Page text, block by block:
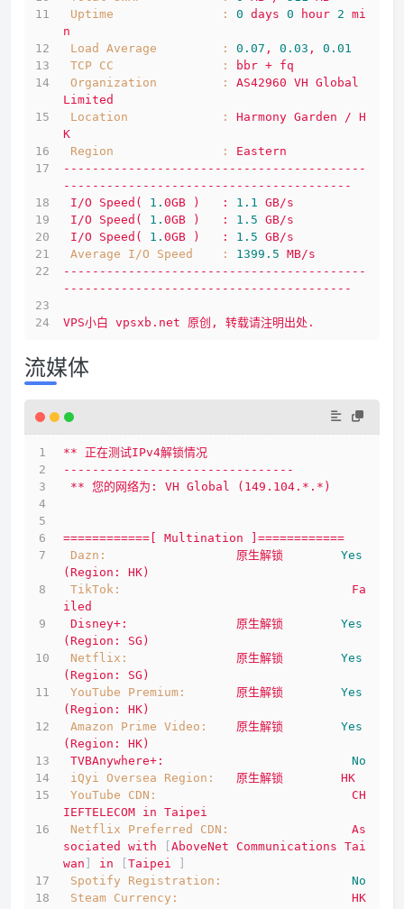
Uptime               :
0 days 0 hour 2 mi
n
Load Average         :
0.07 , 0.03 ,
0.01
TCP CC               :
bbr + fq
Organization         :
AS42960 VH Global
Limited
Location             :
Harmony Garden / H
K
Region               :
Eastern
------------------------------------------
----------------------------------------
I/O
Speed( 1. 0GB ) : 1.1
GB/s
I/O
Speed( 1. 0GB ) : 1.5 GB/s
I/O
Speed( 1. 0GB ) : 1.5 GB/s
Average I/O Speed    :
1399.5 MB/s
------------------------------------------
----------------------------------------
VPS小白 vpsxb.net 原创, 转载请注明出处.
流媒体
**
正在测试IPv4解锁情况
--------------------------------
** 您的网络为: VH Global (149.104.*.*)
============[ Multination
]============
Dazn:
原生解锁
Yes
(Region:
HK)
TikTok:
Fa
iled
Disney+:
原生解锁
Yes
(Region:
SG)
Netflix:
原生解锁
Yes
(Region:
SG)
YouTube Premium:
原生解锁
Yes
(Region:
HK)
Amazon Prime Video:
原生解锁
Yes
(Region:
HK)
TVBAnywhere+:
No
iQyi Oversea Region:
原生解锁
HK
YouTube CDN:
CH
IEFTELECOM in Taipei
Netflix Preferred CDN:
As
sociated
with [AboveNet Communications Tai
wan ] in [Taipei
]
Spotify Registration:
No
Steam Currency:
HK